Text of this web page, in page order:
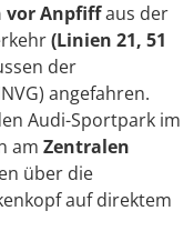
vor Anpfiffaus der
(Linien 21, 51
der
angefahren.
Audi-Sportpark im
am Zentralen
über die
auf direktem